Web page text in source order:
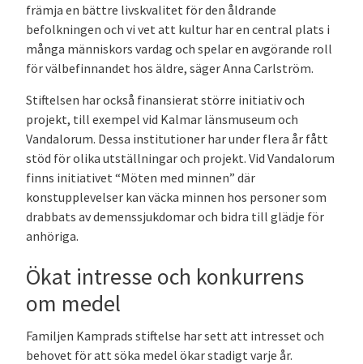
främja en bättre livskvalitet för den åldrande
befolkningen och vi vet att kultur har en central plats i
många människors vardag och spelar en avgörande roll
för välbefinnandet hos äldre, säger Anna Carlström.
Stiftelsen har också finansierat större initiativ och
projekt, till exempel vid Kalmar länsmuseum och
Vandalorum. Dessa institutioner har under flera år fått
stöd för olika utställningar och projekt. Vid Vandalorum
finns initiativet “Möten med minnen” där
konstupplevelser kan väcka minnen hos personer som
drabbats av demenssjukdomar och bidra till glädje för
anhöriga.
Ökat intresse och konkurrens
om medel
Familjen Kamprads stiftelse har sett att intresset och
behovet för att söka medel ökar stadigt varje år.